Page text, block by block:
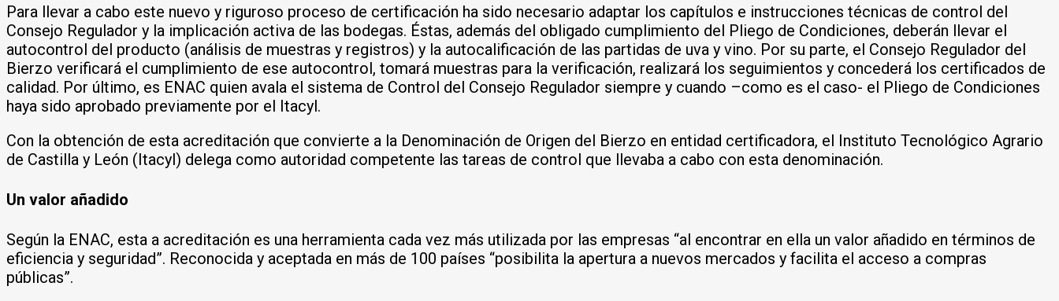
Para llevar a cabo este nuevo y riguroso proceso de certificación ha sido necesario adaptar los capítulos e instrucciones técnicas de control del
Consejo Regulador y la implicación activa de las bodegas. Éstas, además del obligado cumplimiento del Pliego de Condiciones, deberán llevar el
autocontrol del producto (análisis de muestras y registros) y la autocalificación de las partidas de uva y vino. Por su parte, el Consejo Regulador del
Bierzo verificará el cumplimiento de ese autocontrol, tomará muestras para la verificación, realizará los seguimientos y concederá los certificados de
calidad. Por último, es ENAC quien avala el sistema de Control del Consejo Regulador siempre y cuando –como es el caso- el Pliego de Condiciones
haya sido aprobado previamente por el Itacyl.
Con la obtención de esta acreditación que convierte a la Denominación de Origen del Bierzo en entidad certificadora, el Instituto Tecnológico Agrario
de Castilla y León (Itacyl) delega como autoridad competente las tareas de control que llevaba a cabo con esta denominación.
Un valor añadido
Según la ENAC, esta a acreditación es una herramienta cada vez más utilizada por las empresas “al encontrar en ella un valor añadido en términos de
eficiencia y seguridad”. Reconocida y aceptada en más de 100 países “posibilita la apertura a nuevos mercados y facilita el acceso a compras
públicas”.